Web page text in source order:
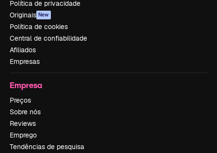
Política de privacidade
Originais New
Política de cookies
Central de confiabilidade
Afiliados
Empresas
Empresa
Preços
Sobre nós
Reviews
Emprego
Tendências de pesquisa